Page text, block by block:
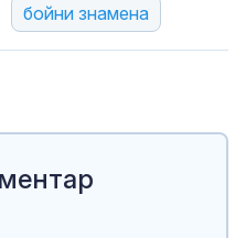
бойни знамена